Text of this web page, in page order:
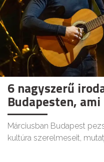
6 nagyszerű
Budapesten,
Márciusban Budapest
kultúra szerelmeseit,